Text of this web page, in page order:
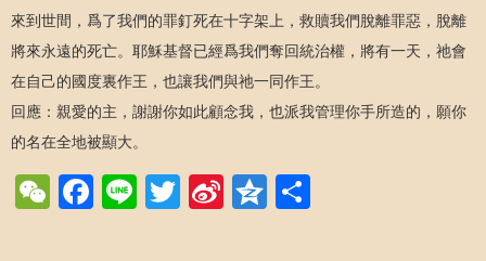
來到世間，爲了我們的罪釘死在十字架上，救贖我們脫離罪惡，脫離
將來永遠的死亡。耶穌基督已經爲我們奪回統治權，將有一天，祂會
在自己的國度裏作王，也讓我們與祂一同作王。
回應：親愛的主，謝謝你如此顧念我，也派我管理你手所造的，願你
的名在全地被顯大。
WeChat
Facebook
LineTwitter
SinaQzone